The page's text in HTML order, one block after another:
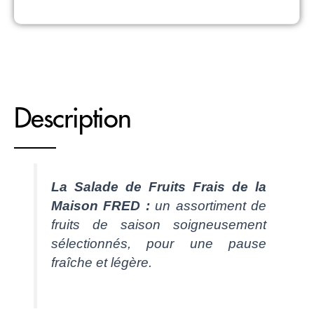
Description
La Salade de Fruits Frais de la
Maison FRED :un assortiment de
fruits de saison soigneusement
sélectionnés, pour une pause
fraîche et légère.